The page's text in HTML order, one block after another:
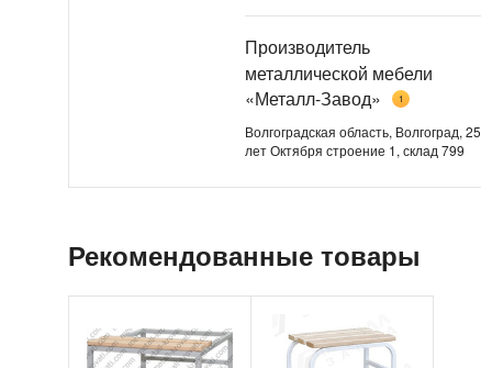
Производитель
металлической мебели
«Металл-Завод»
1
Волгоградская область, Волгоград, 25
лет Октября строение 1, склад 799
Рекомендованные товары